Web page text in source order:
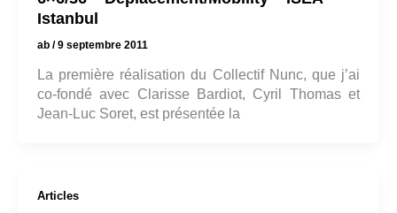
Istanbul
ab /9 septembre 2011
La première réalisation du Collectif Nunc, que j’ai
co-fondé avec Clarisse Bardiot, Cyril Thomas et
Jean-Luc Soret, est présentée la
Articles